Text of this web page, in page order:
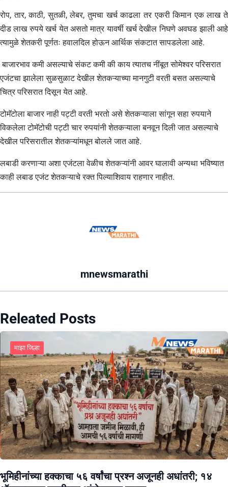
रोप, तार, काठी, सुतळी, लेबर, तुमचा खर्च काढला तर एकरी किमान एक लाख ते
दीड लाख रुपये खर्च येत असतो मात्र यावर्षी खर्च देखील निघणे अवघड झाली आहे
त्यामुळे शेतकरी पूर्णतः हवालदिल होऊन आर्थिक संकटात सापडलेला आहे.
बाजारभाव कमी असल्याचे संकट कमी की काय त्यातच नींबूत सोमेश्वर परिसरात
एजंटचा झालेला सुळसुळाट देखील शेतकऱ्याच्या मानगुटी वरती बसत असल्याचे
चित्र परिसरात दिसून येत आहे.
टोमॅटोला बाजार नाही पट्टी वरती भरतो असे शेतकऱ्याला सांगून सहा रुपयाने
विकलेला टोमॅटोची पट्टी चार रुपयांनी शेतकऱ्याला बनवून दिली जात असल्याचे
देखील परिसरातील शेतकऱ्यांमधून बोलले जात आहे.
लबाडी करणाऱ्या अशा एजंटला वेळीच शेतकऱ्यांनी आवर घालावी अन्यथा भविष्यात
काही लबाड एजंट शेतकऱ्याचे रक्त पिल्याशिवाय राहणार नाहीत.
mnewsmarathi
Releated Posts
माझा जिल्हा
भूमिहीनांच्या हक्काचा ५६ वर्षांचा प्रश्न अजूनही अधांतरी; १४